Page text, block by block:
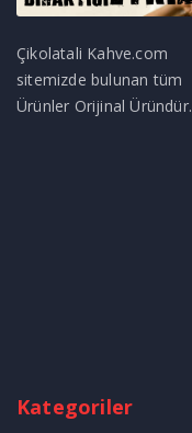
Çikolatali Kahve.com
sitemizde bulunan tüm
Ürünler Orijinal Üründür.
Kategoriler